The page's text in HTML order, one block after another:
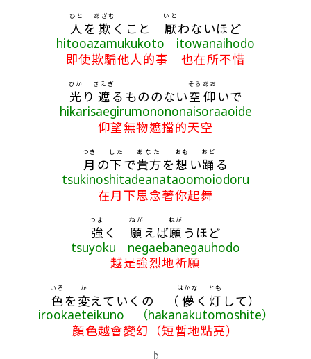
人
ひと
を 欺
あざむ
くこと 厭
いと
わないほど
hitooazamukukoto itowanaihodo
即使欺騙他人的事 也在所不惜
光
ひか
り 遮
さえぎ
るもののない空
そら
仰
あお
いで
hikarisaegirumonononaisoraaoide
仰望無物遮擋的天空
月
つき
の下
した
で貴方
あなた
を想
おも
い踊
おど
る
tsukinoshitadeanataoomoiodoru
在月下思念著你起舞
強
つよ
く 願
ねが
えば願
ねが
うほど
tsuyoku negaebanegauhodo
越是強烈地祈願
色
いろ
を 変
か
えていくの （ 儚
はかな
く 灯
とも
して）
irookaeteikuno （hakanakutomoshite）
顏色越會變幻（短暫地點亮）